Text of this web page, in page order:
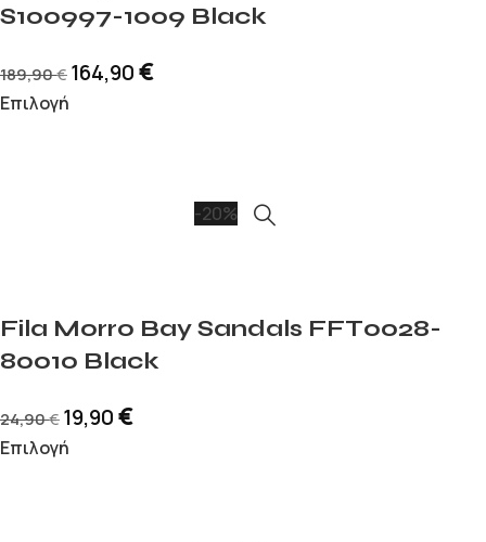
S100997-1009 Black
189,90€ 164,90€
Επιλογή
-20%
Fila Morro Bay Sandals FFT0028-
80010 Black
24,90€ 19,90€
Επιλογή